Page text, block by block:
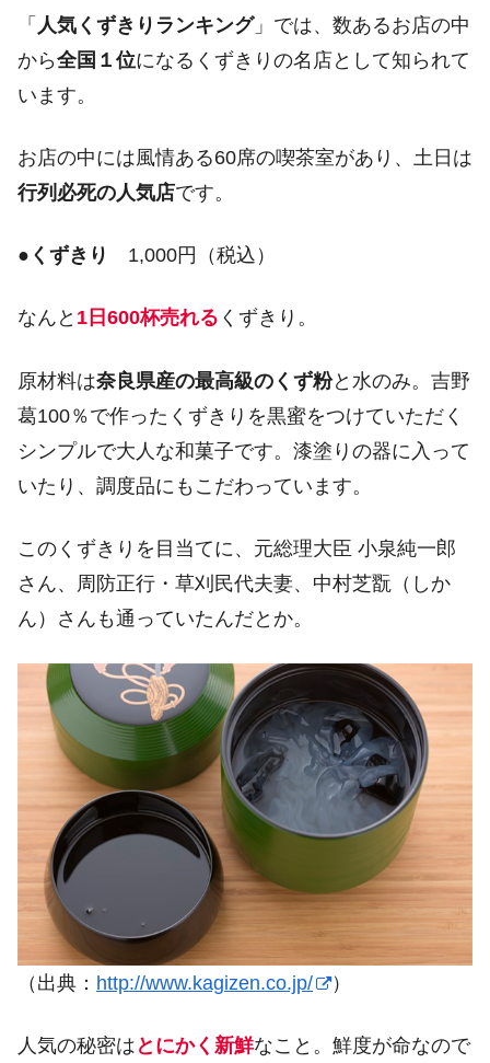
「 人気くずきりランキング」では、数あるお店の中
から全国１位になるくずきりの名店として知られて
います。
お店の中には風情ある60席の喫茶室があり、土日は
行列必死の人気店です。
● くずきり 1,000円（税込）
なんと 1日600杯売れる くずきり。
原材料は奈良県産の最高級のくず粉と水のみ。吉野
葛100％で作ったくずきりを黒蜜をつけていただく
シンプルで大人な和菓子です。漆塗りの器に入って
いたり、調度品にもこだわっています。
このくずきりを目当てに、元総理大臣 小泉純一郎
さん、周防正行・草刈民代夫妻、中村芝翫（しか
ん）さんも通っていたんだとか。
（出典： http://www.kagizen.co.jp/ ）
人気の秘密は とにかく新鮮なこと。鮮度が命なので